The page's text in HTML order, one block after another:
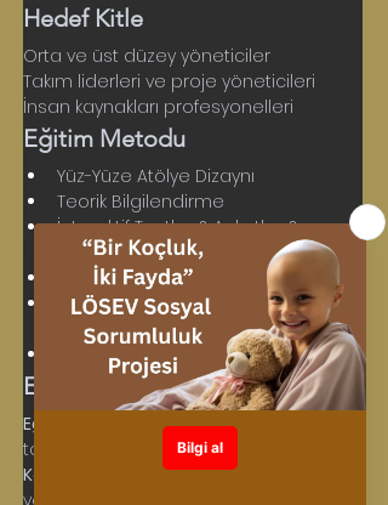
Hedef Kitle
Orta ve üst düzey yöneticiler
Takım liderleri ve proje yöneticileri
İnsan kaynakları profesyonelleri
Eğitim Metodu
Yüz-Yüze Atölye Dizaynı
Teorik Bilgilendirme
İnteraktif Testler & Anketler &
Uygulamalar
Gerçek Yaşam Örneklemeleri
Grup Çalışmaları ve Vaka
Çözümleri
Rol Play ve Simülasyonlar
Eğitim Süresi ve Katılımcı Sayısı
Eğitim Süresi:
2 tam gündür (8+8
toplam 16 saat)
Katılımcı Sayısı:
Etkileşimli uygulamalar
ve katılarak birlikte deneyimleme ve